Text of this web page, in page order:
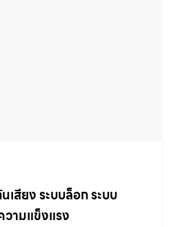
สียง ระบบล็อก ระบบ
ามแข็งแรง